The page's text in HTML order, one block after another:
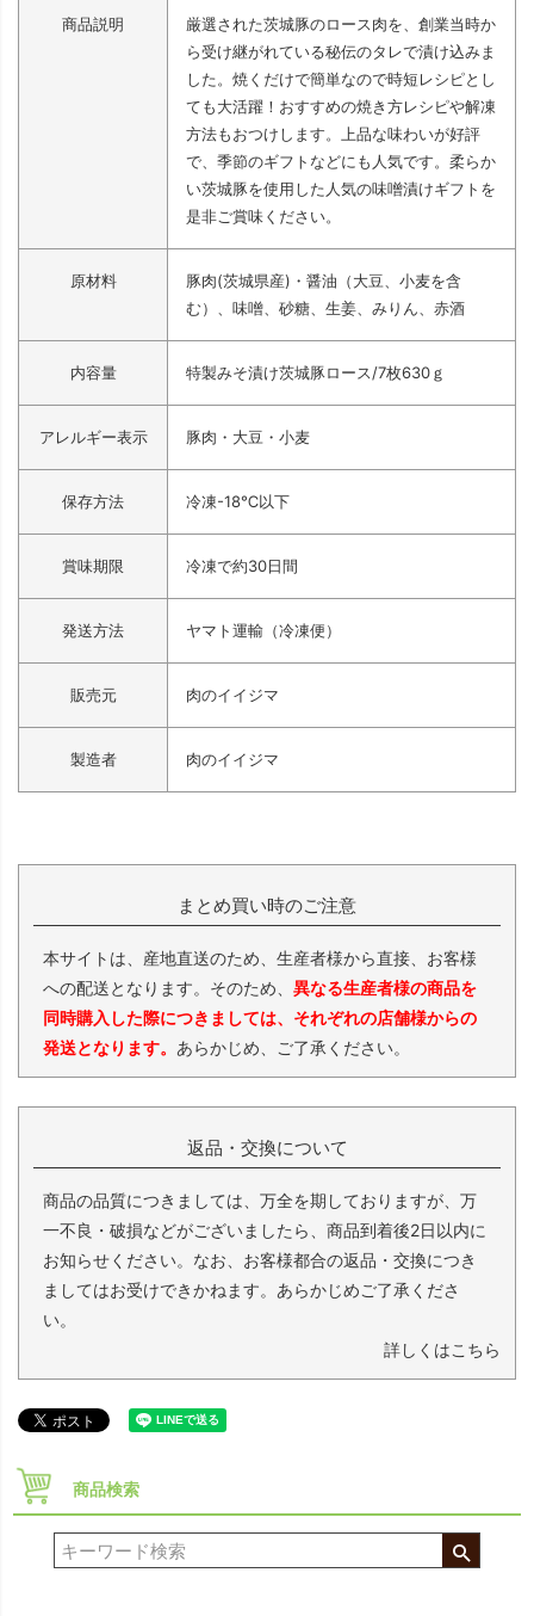
商品説明
厳選された茨城豚のロース肉を、創業当時か
ら受け継がれている秘伝のタレで漬け込みま
した。焼くだけで簡単なので時短レシピとし
ても大活躍！おすすめの焼き方レシピや解凍
方法もおつけします。上品な味わいが好評
で、季節のギフトなどにも人気です。柔らか
い茨城豚を使用した人気の味噌漬けギフトを
是非ご賞味ください。
原材料
豚肉(茨城県産)・醤油（大豆、小麦を含
む）、味噌、砂糖、生姜、みりん、赤酒
内容量 特製みそ漬け茨城豚ロース/7枚630ｇ
アレルギー表示 豚肉・大豆・小麦
保存方法 冷凍-18℃以下
賞味期限 冷凍で約30日間
発送方法 ヤマト運輸（冷凍便）
販売元 肉のイイジマ
製造者 肉のイイジマ
まとめ買い時のご注意
本サイトは、産地直送のため、生産者様から直接、お客様
への配送となります。そのため、 異なる生産者様の商品を
同時購入した際につきましては、それぞれの店舗様からの
発送となります。 あらかじめ、ご了承ください。
返品・交換について
商品の品質につきましては、万全を期しておりますが、万
一不良・破損などがございましたら、商品到着後2日以内に
お知らせください。なお、お客様都合の返品・交換につき
ましてはお受けできかねます。あらかじめご了承くださ
い。
詳しくはこちら
商品検索